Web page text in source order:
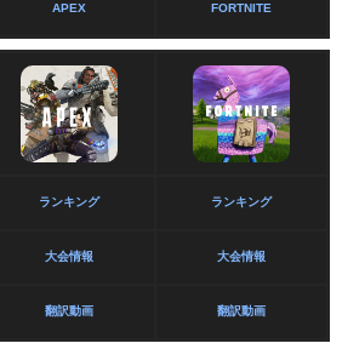
APEX FORTNITE
ランキング ランキング
大会情報 大会情報
翻訳動画 翻訳動画